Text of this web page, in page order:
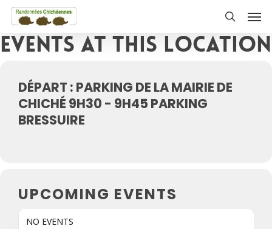
Skip
main
content
Events at this location
DÉPART : PARKING DE LA MAIRIE DE
CHICHÉ 9H30 - 9H45 PARKING
BRESSUIRE
UPCOMING EVENTS
NO EVENTS